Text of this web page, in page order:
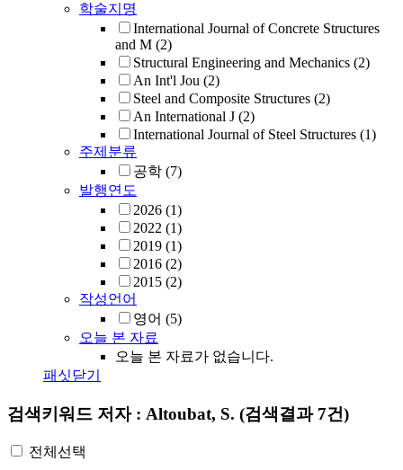
학술지명
International Journal of Concrete Structures
and M (2)
Structural Engineering and Mechanics (2)
An Int'l Jou (2)
Steel and Composite Structures (2)
An International J (2)
International Journal of Steel Structures (1)
주제분류
공학 (7)
발행연도
2026 (1)
2022 (1)
2019 (1)
2016 (2)
2015 (2)
작성언어
영어 (5)
오늘 본 자료
오늘 본 자료가 없습니다.
패싯닫기
검색키워드 저자 : Altoubat, S. (검색결과 7건)
전체선택